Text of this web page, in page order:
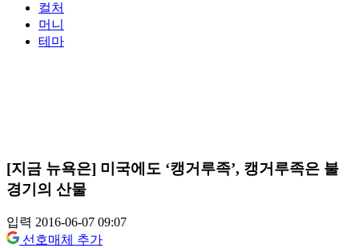
컬처
머니
테마
[지금 뉴욕은] 미국에도 ‘캥거루족’, 캥거루족은 불
경기의 산물
입력 2016-06-07 09:07
선호매체 추가